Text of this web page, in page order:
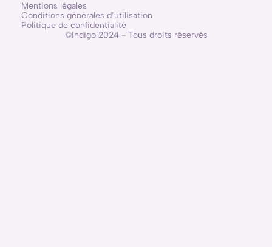
©Indigo 2024 - Tous droits réservés
Mentions légales
Conditions générales d’utilisation
Politique de confidentialité